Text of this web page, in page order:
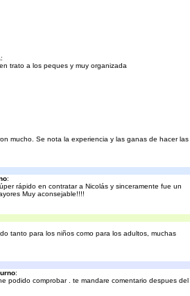
:
trato a los peques y muy organizada
mucho. Se nota la experiencia y las ganas de hacer las
:
rápido en contratar a Nicolás y sinceramente fue un
Muy aconsejable!!!!
tanto para los niños como para los adultos, muchas
:
podido comprobar . te mandare comentario despues del